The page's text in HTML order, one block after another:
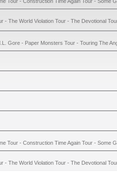
- The World Violation Tour - The Devotional
Gore - Paper Monsters Tour - Touring The
Tour - Construction Time Again Tour - Some
- The World Violation Tour - The Devotional